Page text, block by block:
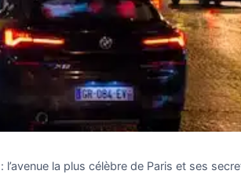
la plus célèbre de Paris et ses